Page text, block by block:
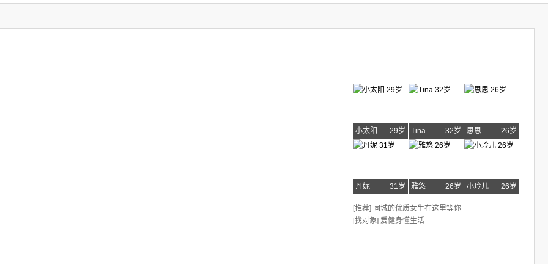
小太阳 29岁 Tina 32岁 思思 26岁
丹妮 31岁 雅悠 26岁 小玲儿 26岁
[推荐] 同城的优质女生在这里等你
[找对象] 爱健身懂生活